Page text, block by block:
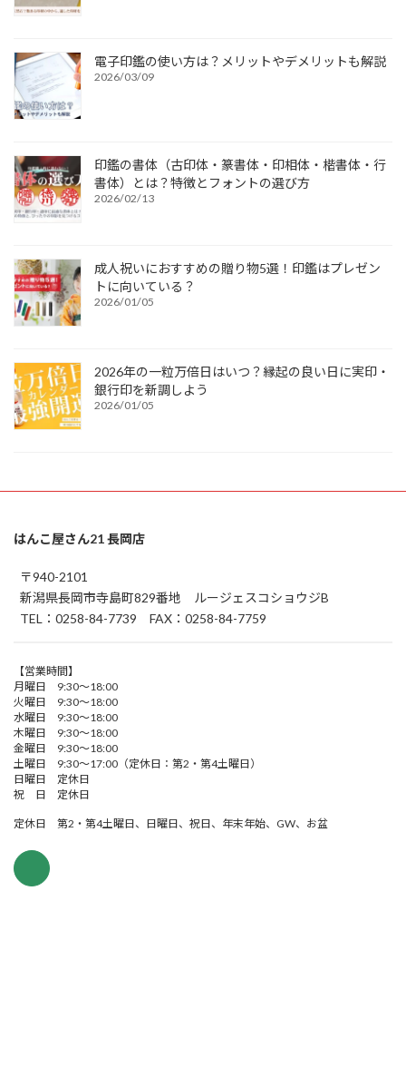
電子印鑑の使い方は？メリットやデメリットも解説
2026/03/09
印鑑の書体（古印体・篆書体・印相体・楷書体・行
書体）とは？特徴とフォントの選び方
2026/02/13
成人祝いにおすすめの贈り物5選！印鑑はプレゼン
トに向いている？
2026/01/05
2026年の一粒万倍日はいつ？縁起の良い日に実印・
銀行印を新調しよう
2026/01/05
はんこ屋さん21 長岡店
〒940-2101
新潟県長岡市寺島町829番地 ルージェスコショウジB
TEL：0258-84-7739 FAX：0258-84-7759
【営業時間】
月曜日 9:30～18:00
火曜日 9:30～18:00
水曜日 9:30～18:00
木曜日 9:30～18:00
金曜日 9:30～18:00
土曜日 9:30～17:00（定休日：第2・第4土曜日）
日曜日 定休日
祝 日 定休日
定休日 第2・第4土曜日、日曜日、祝日、年末年始、GW、お盆